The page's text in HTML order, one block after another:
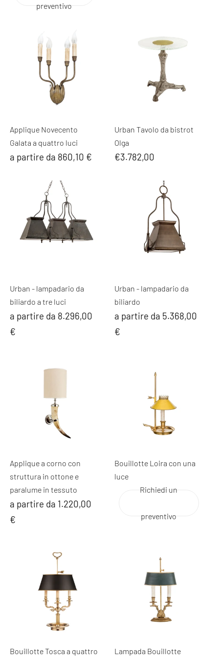
preventivo
Applique Novecento
Galata a quattro luci
a partire da 860,10 €
Urban Tavolo da bistrot
Olga
€3.782,00
Urban - lampadario da
biliardo a tre luci
a partire da 8.296,00
€
Urban - lampadario da
biliardo
a partire da 5.368,00
€
Applique a corno con
struttura in ottone e
paralume in tessuto
a partire da 1.220,00
€
Bouillotte Loira con una
luce
Richiedi un
preventivo
Bouillotte Tosca a quattro
Lampada Bouillotte